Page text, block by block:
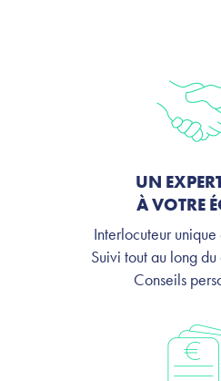
UN
À VOTRE
Interlocuteur
Suivi tout au long
Conseils